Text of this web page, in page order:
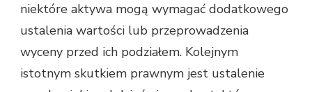
niektóre aktywa mogą wymagać dodatkowego
ustalenia wartości lub przeprowadzenia
wyceny przed ich podziałem. Kolejnym
istotnym skutkiem prawnym jest ustalenie